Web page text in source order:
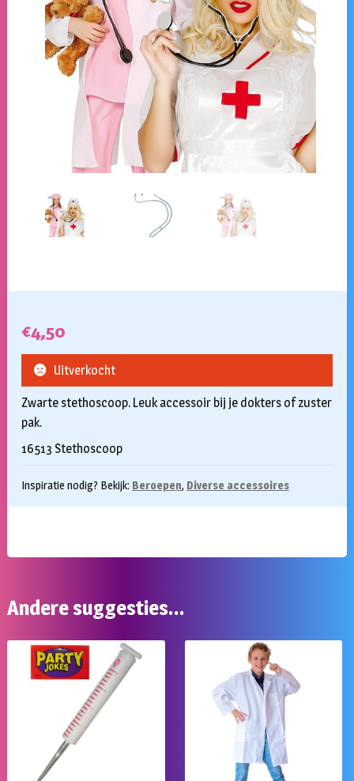
€4,50
Zwarte stethoscoop. Leuk accessoir bij je dokters of zuster
pak.
16513 Stethoscoop
Inspiratie nodig? Bekijk: Beroepen, Diverse accessoires
Uitverkocht
Andere suggesties…